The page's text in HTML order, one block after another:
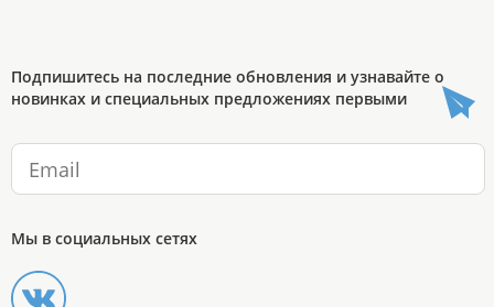
Подпишитесь на последние обновления и узнавайте о
новинках и специальных предложениях первыми
Мы в социальных сетях